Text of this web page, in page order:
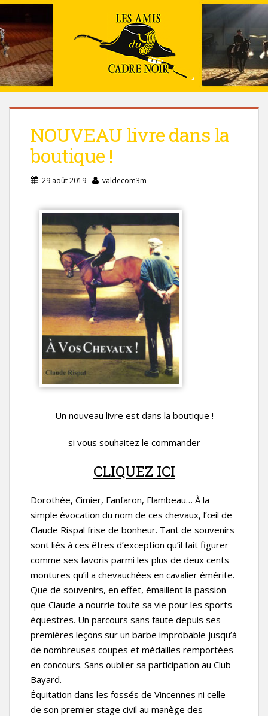
NOUVEAU livre dans la
boutique !
29 août 2019 valdecom3m
Un nouveau livre est dans la boutique !
si vous souhaitez le commander
CLIQUEZ ICI
Dorothée, Cimier, Fanfaron, Flambeau… À la
simple évocation du nom de ces chevaux, l’œil de
Claude Rispal frise de bonheur. Tant de souvenirs
sont liés à ces êtres d’exception qu’il fait figurer
comme ses favoris parmi les plus de deux cents
montures qu’il a chevauchées en cavalier émérite.
Que de souvenirs, en effet, émaillent la passion
que Claude a nourrie toute sa vie pour les sports
équestres. Un parcours sans faute depuis ses
premières leçons sur un barbe improbable jusqu’à
de nombreuses coupes et médailles remportées
en concours. Sans oublier sa participation au Club
Bayard.
Équitation dans les fossés de Vincennes ni celle
de son premier stage civil au manège des